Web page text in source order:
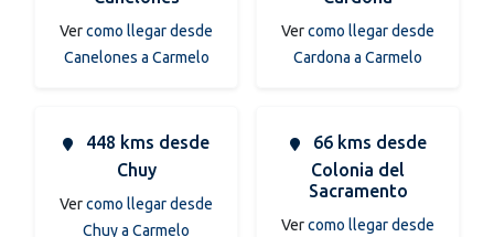
Vercomo llegar desde
Canelones a Carmelo
Vercomo llegar desde
Cardona a Carmelo
448 kms desde
Chuy
Vercomo llegar desde
Chuy a Carmelo
66 kms desde
Colonia del
Sacramento
Vercomo llegar desde